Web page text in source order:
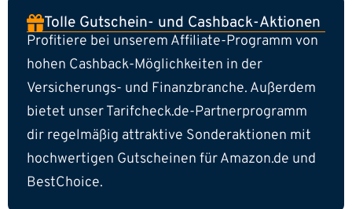
Tolle Gutschein- und Cashback-Aktionen
Profitiere bei unserem Affiliate-Programm von
hohen Cashback-Möglichkeiten in der
Versicherungs- und Finanzbranche. Außerdem
bietet unser Tarifcheck.de-Partnerprogramm
dir regelmäßig attraktive Sonderaktionen mit
hochwertigen Gutscheinen für Amazon.de und
BestChoice.